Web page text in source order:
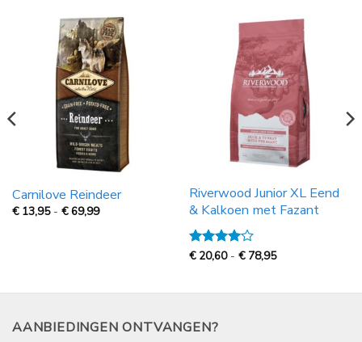
Carnilove Reindeer
€ 13,95 - €69,99Prijsklasse:
Riverwood Junior XL Eend
& Kalkoen met Fazant
Gewaardeerd
€ 20,60 - € 78,95Prijsklasse:
€
AANBIEDINGEN ONTVANGEN?